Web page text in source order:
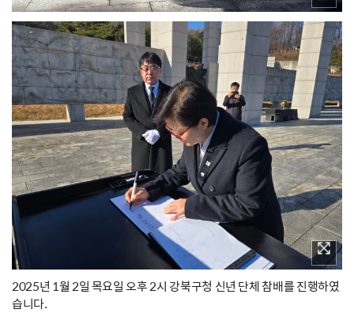
2025년 1월 2일 목요일 오후 2시 강북구청 신년 단체 참배를 진행하였
습니다.